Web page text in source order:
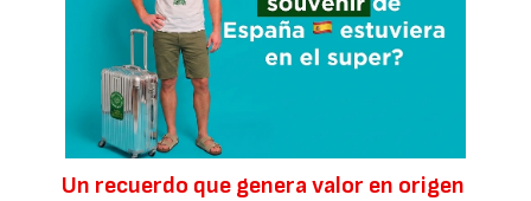
Un recuerdo que genera valor en origen